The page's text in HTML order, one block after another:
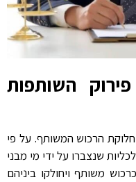
השותפות
חלוקת הרכוש המשותף. על פי
שנצברו על ידי מי מבני
משותף ויחולקו ביניהם